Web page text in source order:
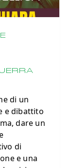
di un
e dibattito
dare un
di
e una